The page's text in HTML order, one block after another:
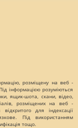
розміщену на веб -
інформацією розуміються
ящик-шота, скани, відео,
розміщених на веб -
для індексації
Під використанням
тощо.